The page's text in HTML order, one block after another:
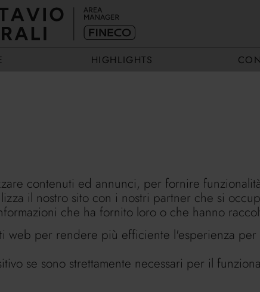
HIGHLIGHTS
contenuti ed annunci, per fornire
il nostro sito con i nostri partner che si
che ha fornito loro o che hanno
web per rendere più efficiente l'esperienza per
se sono strettamente necessari per il